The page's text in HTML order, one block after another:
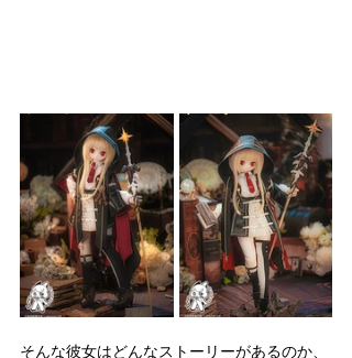
そんな彼女はどんなストーリーがあるのか、